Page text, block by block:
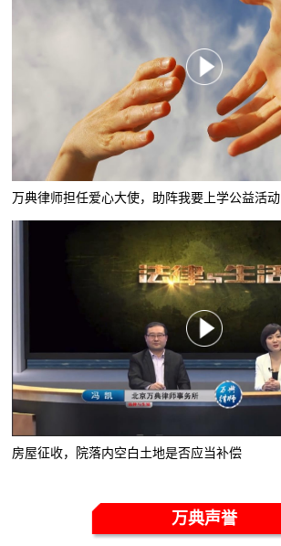
万典律师担任爱心大使，助阵我要上学公益活动
房屋征收，院落内空白土地是否应当补偿
万典声誉